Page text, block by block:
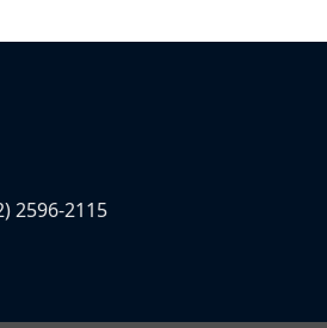
2596-2115